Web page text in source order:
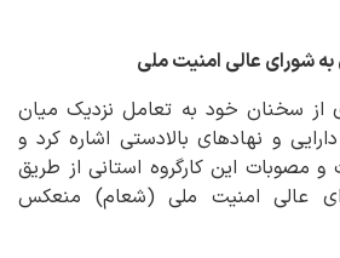
به شورای عالی امنیت ملی
سخنان خود به تعامل نزدیک میان
و نهادهای بالادستی اشاره کرد و
این کارگروه استانی از طریق
عالی امنیت ملی (شعام) منعکس